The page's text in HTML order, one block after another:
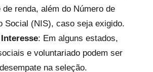
de renda, além do Número de
Social (NIS), caso seja exigido.
: Em alguns estados,
e voluntariado podem ser
na seleção.